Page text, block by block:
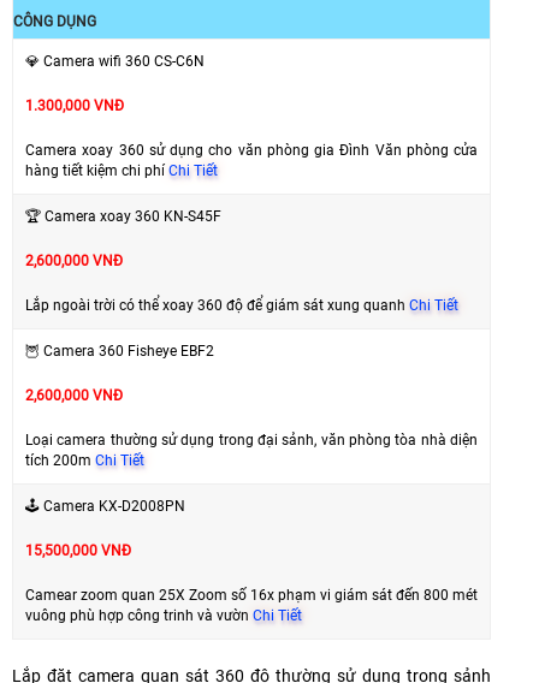
CÔNG DỤNG
💎 Camera wifi 360 CS-C6N
1.300,000 VNĐ
Camera xoay 360 sử dụng cho văn phòng gia Đình Văn phòng cửa
hàng tiết kiệm chi phí Chi Tiết
🏆 Camera xoay 360 KN-S45F
2,600,000 VNĐ
Lắp ngoài trời có thể xoay 360 độ để giám sát xung quanh Chi Tiết
🦉 Camera 360 Fisheye EBF2
2,600,000 VNĐ
Loại camera thường sử dụng trong đại sảnh, văn phòng tòa nhà diện
tích 200m Chi Tiết
🕹 Camera KX-D2008PN
15,500,000 VNĐ
Camear zoom quan 25X Zoom số 16x phạm vi giám sát đến 800 mét
vuông phù hợp công trinh và vườn Chi Tiết
Lắp đặt camera quan sát 360 độ thường sử dụng trong sảnh